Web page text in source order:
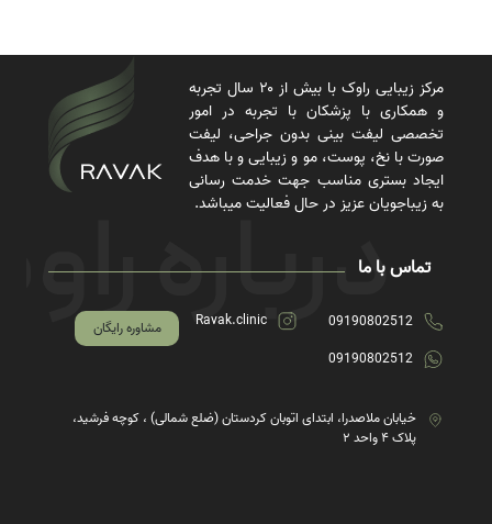
مرکز زیبایی راوک با بیش از ۲۰ سال تجربه
و همکاری با پزشکان با تجربه در امور
تخصصی لیفت بینی بدون جراحی، لیفت
صورت با نخ، پوست، مو و زیبایی و با هدف
ایجاد بستری مناسب جهت خدمت رسانی
به زیباجویان عزیز در حال فعالیت میباشد.
تماس با ما
09190802512
09190802512
Ravak.clinic مشاوره رایگان
خیابان ملاصدرا، ابتدای اتوبان کردستان (ضلع شمالی) ، کوچه فرشید،
پلاک ۴ واحد ۲